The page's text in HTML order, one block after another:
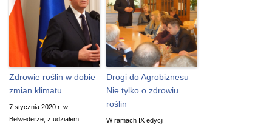
Zdrowie roślin w dobie
zmian klimatu
7 stycznia 2020 r. w
Belwederze, z udziałem
Drogi do Agrobiznesu –
Nie tylko o zdrowiu
roślin
W ramach IX edycji